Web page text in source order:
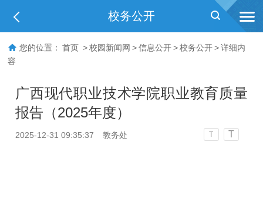
校务公开
您的位置： 首页 > 校园新闻网 > 信息公开 > 校务公开 > 详细内
容
广西现代职业技术学院职业教育质量
报告（2025年度）
2025-12-31 09:35:37 教务处 T T